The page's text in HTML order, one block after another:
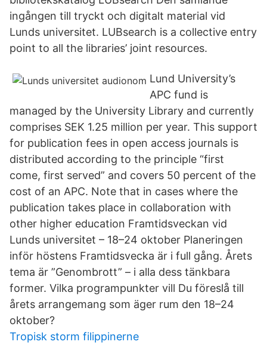
ingången till tryckt och digitalt material vid
Lunds universitet. LUBsearch is a collective entry
point to all the libraries’ joint resources.
Lund University’s
APC fund is
managed by the University Library and currently
comprises SEK 1.25 million per year. This support
for publication fees in open access journals is
distributed according to the principle “first
come, first served” and covers 50 percent of the
cost of an APC. Note that in cases where the
publication takes place in collaboration with
other higher education Framtidsveckan vid
Lunds universitet – 18–24 oktober Planeringen
inför höstens Framtidsvecka är i full gång. Årets
tema är ”Genombrott” – i alla dess tänkbara
former. Vilka programpunkter vill Du föreslå till
årets arrangemang som äger rum den 18–24
oktober?
Tropisk storm filippinerne